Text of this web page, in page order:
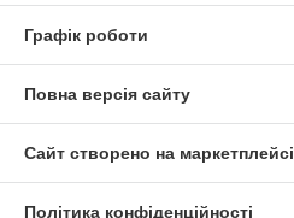
Графік роботи
Повна версія сайту
Сайт створено на маркетплейсі
Політика конфіденційності